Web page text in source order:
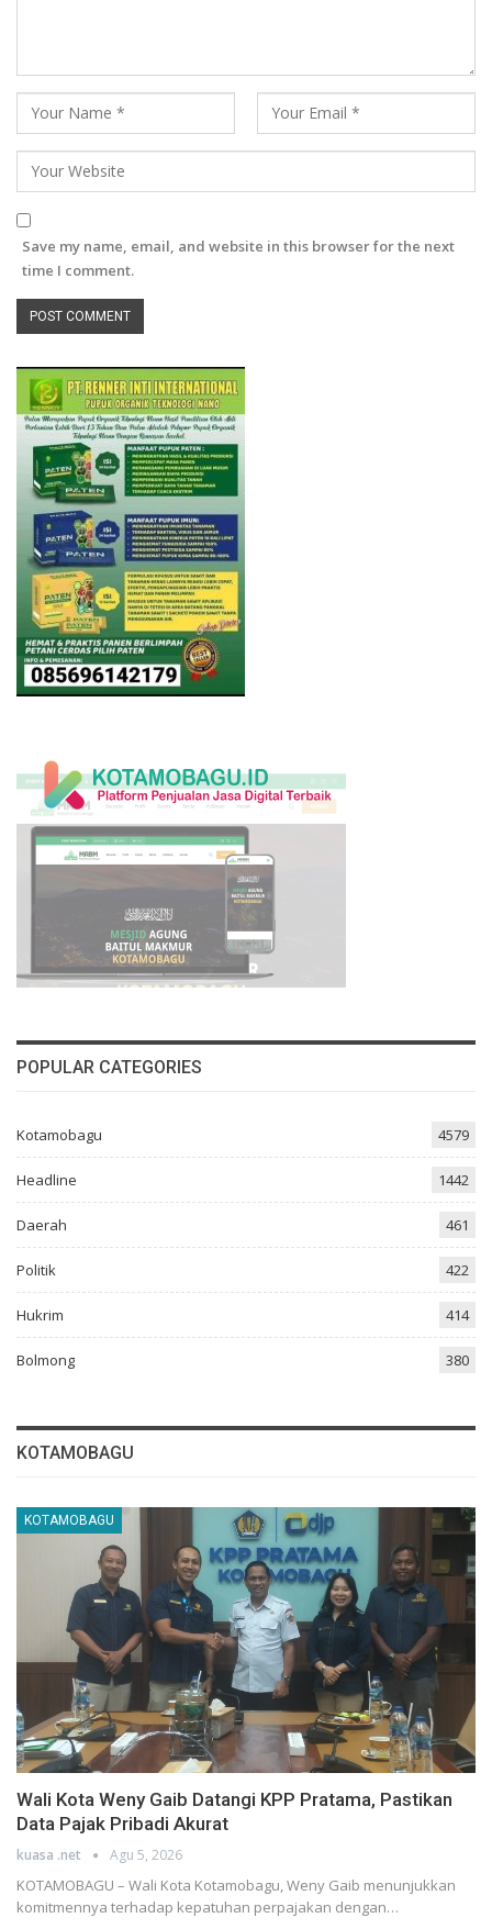
Save my name, email, and website in this browser for the next
time I comment.
POPULAR CATEGORIES
Kotamobagu 4579
Headline 1442
Daerah 461
Politik 422
Hukrim 414
Bolmong 380
KOTAMOBAGU
KOTAMOBAGU
Wali Kota Weny Gaib Datangi KPP Pratama, Pastikan
Data Pajak Pribadi Akurat
kuasa .net Agu 5, 2026
KOTAMOBAGU – Wali Kota Kotamobagu, Weny Gaib menunjukkan
komitmennya terhadap kepatuhan perpajakan dengan…